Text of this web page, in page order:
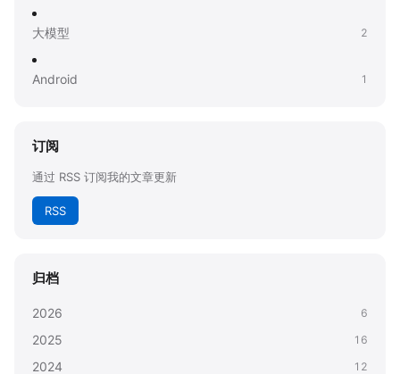
大模型 2
Android 1
订阅
通过 RSS 订阅我的文章更新
RSS
归档
2026 6
2025 16
2024 12